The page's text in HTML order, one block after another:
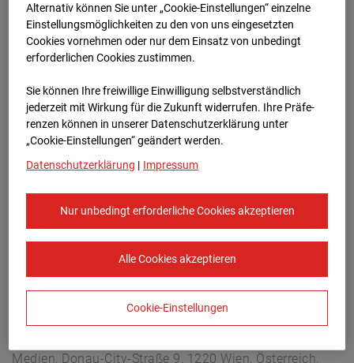
Berliner Str. 30, 03222 Berlin
Zur Übersicht
Europe/Berlin
Medien, Donau-City-Straße 9, 1220 Wien, Österreich,
Alternativ können Sie unter „Cookie-Einstellungen“ einzelne
Einstellungsmöglichkeiten zu den von uns eingesetzten
Cookies vornehmen oder nur dem Einsatz von unbedingt
erforderlichen Cookies zustimmen.
Sie können Ihre freiwillige Einwilligung selbstverständlich
jederzeit mit Wirkung für die Zukunft widerrufen. Ihre Prä­fe­
renzen können in unserer Datenschutzerklärung unter
„Cookie-Einstellungen“ geändert werden.
Datenschutzerklärung | Impressum
Nur unbedingt erforderliche Cookies akzeptieren
Alle Cookies akzeptieren
Cookie-Einstellungen